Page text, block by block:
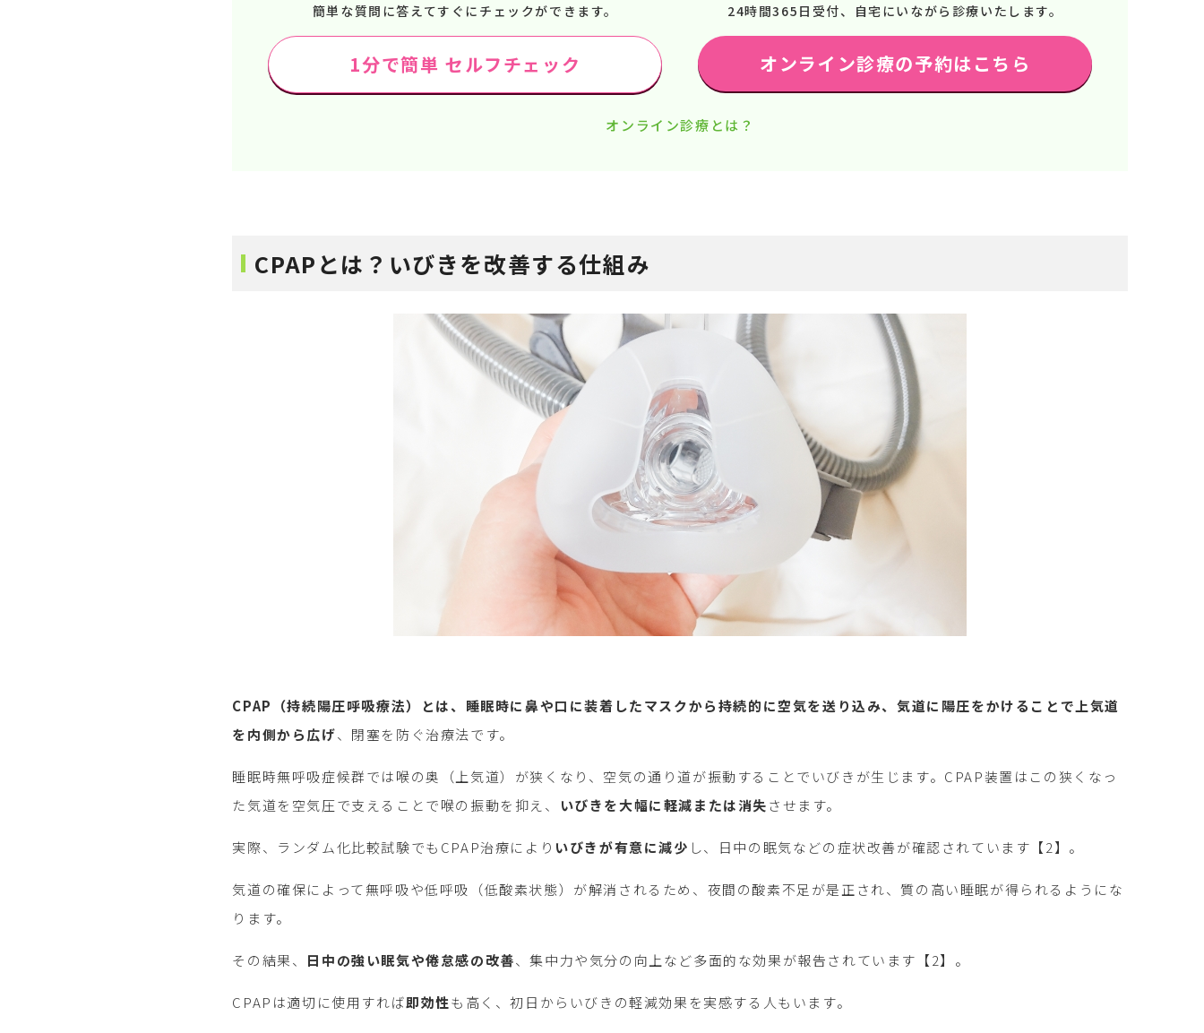
簡単な質問に答えてすぐにチェックができます。
1分で簡単 セルフチェック
24時間365日受付、自宅にいながら診療いたします。
オンライン診療の予約はこちら
オンライン診療とは？
CPAPとは？いびきを改善する仕組み
CPAP（持続陽圧呼吸療法）とは、睡眠時に鼻や口に装着したマスクから持続的に空気を送り込み、気道に陽圧をかけることで上気道
を内側から広げ、閉塞を防ぐ治療法です。
睡眠時無呼吸症候群では喉の奥（上気道）が狭くなり、空気の通り道が振動することでいびきが生じます。CPAP装置はこの狭くなっ
た気道を空気圧で支えることで喉の振動を抑え、
いびきを大幅に軽減または消失させます。
実際、ランダム化比較試験でもCPAP治療により いびきが有意に減少 し、日中の眠気などの症状改善が確認されています【2】。
気道の確保によって無呼吸や低呼吸（低酸素状態）が解消されるため、夜間の酸素不足が是正され、質の高い睡眠が得られるようにな
ります。
その結果、 日中の強い眠気や倦怠感の改善、集中力や気分の向上など多面的な効果が報告されています【2】。
CPAPは適切に使用すれば即効性も高く、初日からいびきの軽減効果を実感する人もいます。